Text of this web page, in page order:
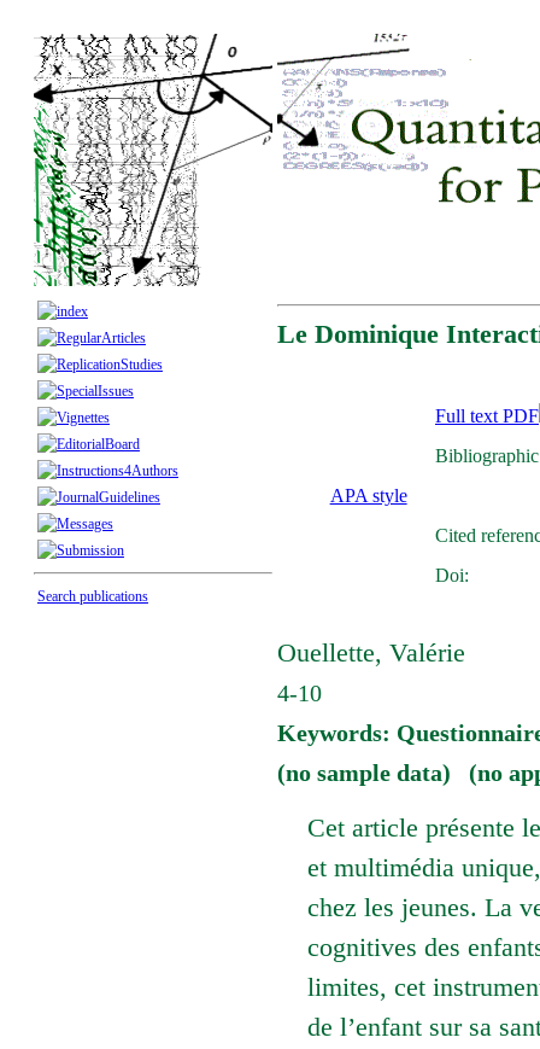
Search publications
Le Dominique
Full text PDF
APA style
Cited
Doi:
Ouellette, Valérie
4-10
Keywords:
(no sample data) (no
Cet article présente
et multimédia
chez les jeunes. La
cognitives des
limites, cet
de l’enfant sur sa